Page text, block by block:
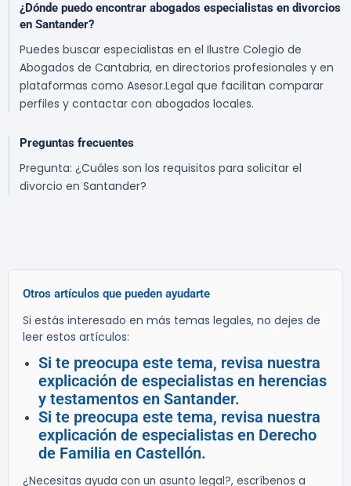
¿Dónde puedo encontrar abogados especialistas en divorcios
en Santander?
Puedes buscar especialistas en el Ilustre Colegio de
Abogados de Cantabria, en directorios profesionales y en
plataformas como Asesor.Legal que facilitan comparar
perfiles y contactar con abogados locales.
Preguntas frecuentes
Pregunta: ¿Cuáles son los requisitos para solicitar el
divorcio en Santander?
Otros artículos que pueden ayudarte
Si estás interesado en más temas legales, no dejes de
leer estos artículos:
Si te preocupa este tema, revisa nuestra
explicación de especialistas en herencias
y testamentos en Santander.
Si te preocupa este tema, revisa nuestra
explicación de especialistas en Derecho
de Familia en Castellón.
¿Necesitas ayuda con un asunto legal?, escríbenos a